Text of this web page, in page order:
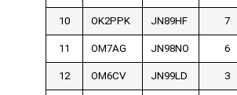
10 OK2PPK JN89HF 7
11 OM7AG JN98NO 6
12 OM6CV JN99LD 3